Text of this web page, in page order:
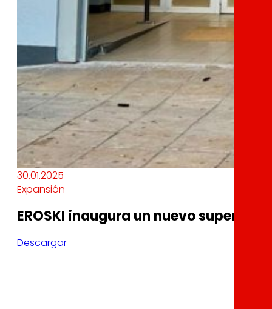
30.01.2025
Expansión
EROSKI inaugura un nuevo
Descargar